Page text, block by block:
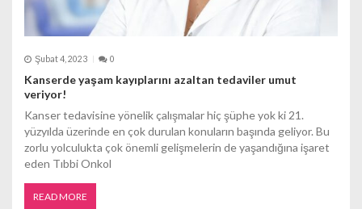
Şubat 4, 2023 0
Kanserde yaşam kayıplarını azaltan tedaviler umut
veriyor!
Kanser tedavisine yönelik çalışmalar hiç şüphe yok ki 21.
yüzyılda üzerinde en çok durulan konuların başında geliyor. Bu
zorlu yolculukta çok önemli gelişmelerin de yaşandığına işaret
eden Tıbbi Onkol
READ MORE